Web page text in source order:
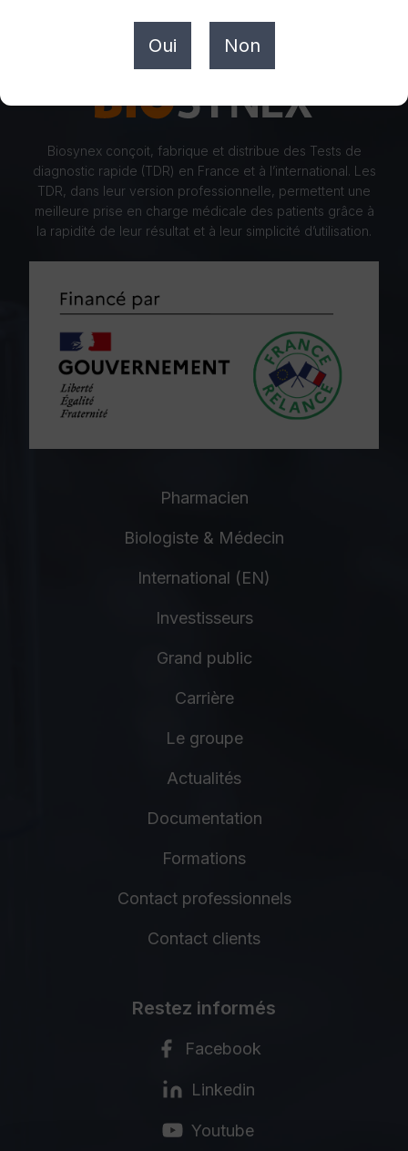
Biosynex conçoit, fabrique et distribue des Tests de
diagnostic rapide (TDR) en France et à l’international. Les
TDR, dans leur version professionnelle, permettent une
meilleure prise en charge médicale des patients grâce à
la rapidité de leur résultat et à leur simplicité d’utilisation.
Pharmacien
Biologiste & Médecin
International (EN)
Investisseurs
Grand public
Carrière
Le groupe
Actualités
Documentation
Formations
Contact professionnels
Contact clients
Restez informés
Facebook
Linkedin
Youtube
Oui Non